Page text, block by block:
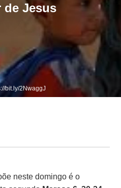
de Jesus
bit.ly/2NwaggJ
neste domingo é o